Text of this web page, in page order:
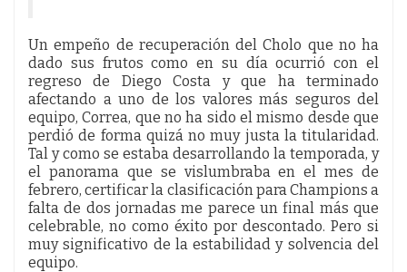
Un empeño de recuperación del Cholo que no ha
dado sus frutos como en su día ocurrió con el
regreso de Diego Costa y que ha terminado
afectando a uno de los valores más seguros del
equipo, Correa, que no ha sido el mismo desde que
perdió de forma quizá no muy justa la titularidad.
Tal y como se estaba desarrollando la temporada, y
el panorama que se vislumbraba en el mes de
febrero, certificar la clasificación para Champions a
falta de dos jornadas me parece un final más que
celebrable, no como éxito por descontado. Pero si
muy significativo de la estabilidad y solvencia del
equipo.